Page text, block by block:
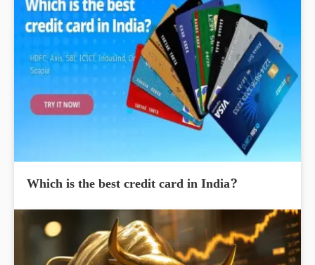
Which is the best credit card in India?